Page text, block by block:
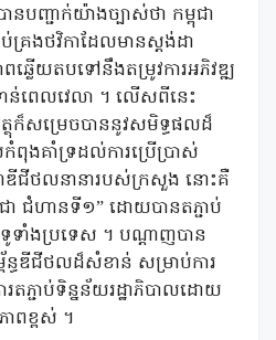
បញ្ជាក់យ៉ាងច្បាស់ថា កម្ពុជា
រងថវិកាដែលមានស្តង់ដា
ឆ្លើយតបទៅនឹងតម្រូវការអភិវឌ្ឍ
ពេលវេលា ។ លើសពីនេះ
ថុក៏សម្រេចបាននូវសមិទ្ធផលដ៏
ងគាំទ្រដល់ការប្រើប្រាស់
ឌីជីថលនានារបស់ក្រសួង នោះគឺ
ជំហានទី១” ដោយបានតភ្ជាប់
ទាំងប្រទេស ។ បណ្តាញបាន
ព័ន្ធឌីជីថលដ៏សំខាន់ សម្រាប់ការ
តភ្ជាប់ទិន្នន័យរដ្ឋាភិបាលដោយ
ាពខ្ពស់ ។